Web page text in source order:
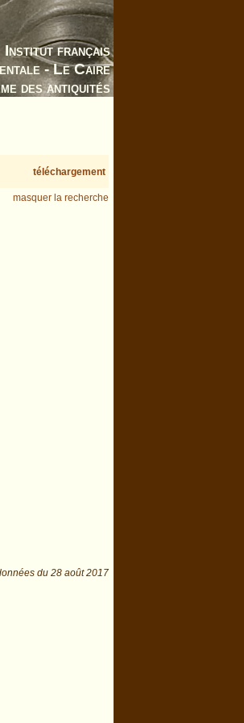
Institut français
- Le Caire
des antiquités
téléchargement
masquer la recherche
du 28 août 2017